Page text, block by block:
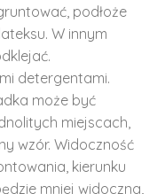
podłoże
W innym
detergentami.
może być
miejscach,
wzór. Widoczność
kierunku
mniej widoczna,